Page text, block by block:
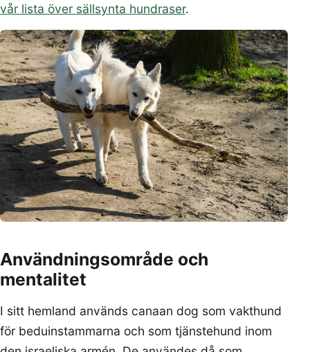
vår lista över sällsynta hundraser.
Användningsområde och
mentalitet
I sitt hemland används canaan dog som vakthund
för beduinstammarna och som tjänstehund inom